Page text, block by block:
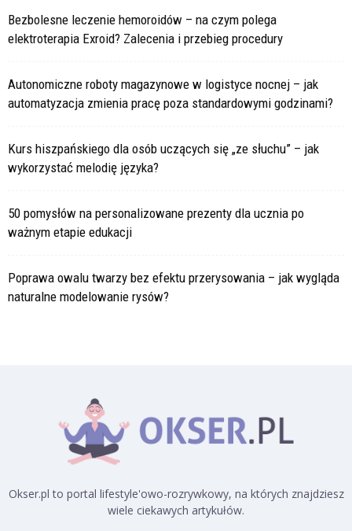
Bezbolesne leczenie hemoroidów – na czym polega
elektroterapia Exroid? Zalecenia i przebieg procedury
Autonomiczne roboty magazynowe w logistyce nocnej – jak
automatyzacja zmienia pracę poza standardowymi godzinami?
Kurs hiszpańskiego dla osób uczących się „ze słuchu” – jak
wykorzystać melodię języka?
50 pomysłów na personalizowane prezenty dla ucznia po
ważnym etapie edukacji
Poprawa owalu twarzy bez efektu przerysowania – jak wygląda
naturalne modelowanie rysów?
Okser.pl to portal lifestyle'owo-rozrywkowy, na których znajdziesz
wiele ciekawych artykułów.